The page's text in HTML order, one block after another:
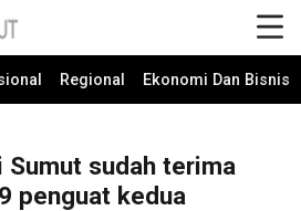
Regional Ekonomi Dan Bisnis
sudah terima
penguat kedua